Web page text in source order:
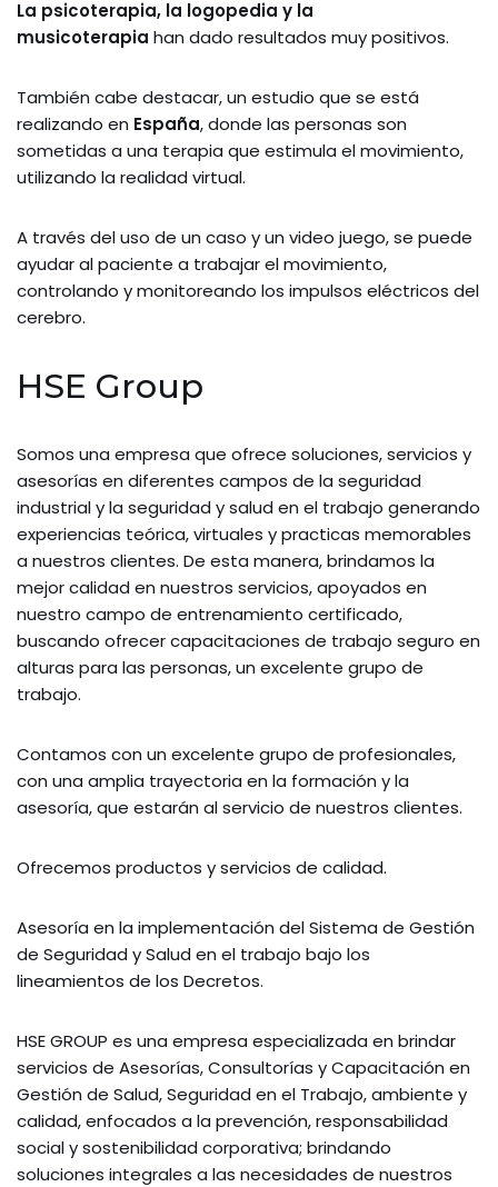
La psicoterapia, la logopedia y la
musicoterapia han dado resultados muy positivos.
También cabe destacar, un estudio que se está
realizando en España, donde las personas son
sometidas a una terapia que estimula el movimiento,
utilizando la realidad virtual.
A través del uso de un caso y un video juego, se puede
ayudar al paciente a trabajar el movimiento,
controlando y monitoreando los impulsos eléctricos del
cerebro.
HSE Group
Somos una empresa que ofrece soluciones, servicios y
asesorías en diferentes campos de la seguridad
industrial y la seguridad y salud en el trabajo generando
experiencias teórica, virtuales y practicas memorables
a nuestros clientes. De esta manera, brindamos la
mejor calidad en nuestros servicios, apoyados en
nuestro campo de entrenamiento certificado,
buscando ofrecer capacitaciones de trabajo seguro en
alturas para las personas, un excelente grupo de
trabajo.
Contamos con un excelente grupo de profesionales,
con una amplia trayectoria en la formación y la
asesoría, que estarán al servicio de nuestros clientes.
Ofrecemos productos y servicios de calidad.
Asesoría en la implementación del Sistema de Gestión
de Seguridad y Salud en el trabajo bajo los
lineamientos de los Decretos.
HSE GROUP es una empresa especializada en brindar
servicios de Asesorías, Consultorías y Capacitación en
Gestión de Salud, Seguridad en el Trabajo, ambiente y
calidad, enfocados a la prevención, responsabilidad
social y sostenibilidad corporativa; brindando
soluciones integrales a las necesidades de nuestros